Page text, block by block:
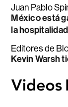
Juan Pablo
México está
la hospitalidad
Editores de
Kevin Warsh